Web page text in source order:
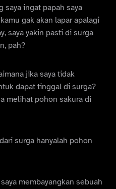
saya ingat papah saya
gak akan lapar apalagi
saya yakin pasti di surga
pah?
jika saya tidak
dapat tinggal di surga?
melihat pohon sakura di
surga hanyalah pohon
membayangkan sebuah